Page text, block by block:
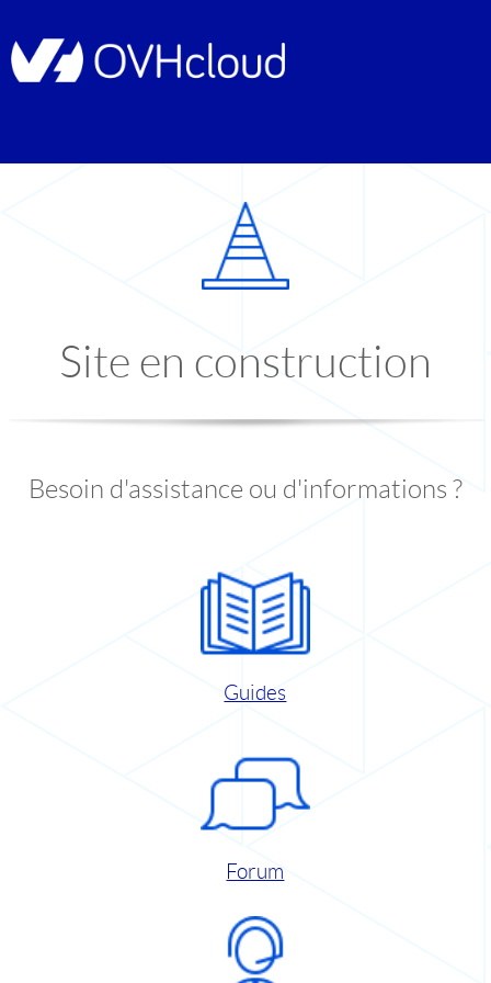
Site en construction
Besoin d'assistance ou d'informations ?
Guides
Forum